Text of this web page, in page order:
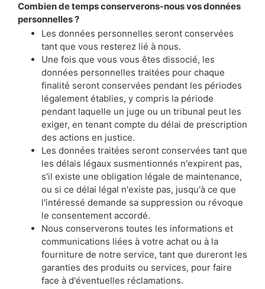
Combien de temps conserverons-nous vos données
personnelles ?
Les données personnelles seront conservées
tant que vous resterez lié à nous.
Une fois que vous vous êtes dissocié, les
données personnelles traitées pour chaque
finalité seront conservées pendant les périodes
légalement établies, y compris la période
pendant laquelle un juge ou un tribunal peut les
exiger, en tenant compte du délai de prescription
des actions en justice.
Les données traitées seront conservées tant que
les délais légaux susmentionnés n'expirent pas,
s'il existe une obligation légale de maintenance,
ou si ce délai légal n'existe pas, jusqu'à ce que
l'intéressé demande sa suppression ou révoque
le consentement accordé.
Nous conserverons toutes les informations et
communications liées à votre achat ou à la
fourniture de notre service, tant que dureront les
garanties des produits ou services, pour faire
face à d'éventuelles réclamations.